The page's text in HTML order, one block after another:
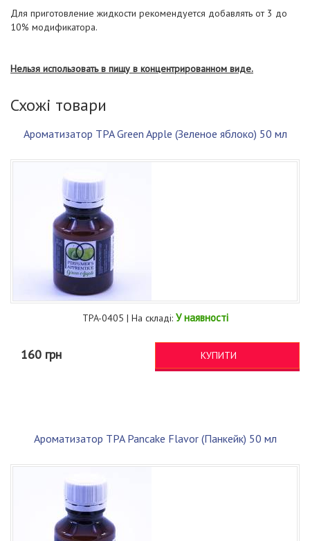
Для приготовление жидкости рекомендуется добавлять от 3 до
10% модификатора.
Нельзя использовать в пищу в концентрированном виде.
Схожі товари
Ароматизатор TPA Green Apple (Зеленое яблоко) 50 мл
TPA-0405 | На складі: У наявності
160 грн КУПИТИ
Ароматизатор TPA Pancake Flavor (Панкейк) 50 мл